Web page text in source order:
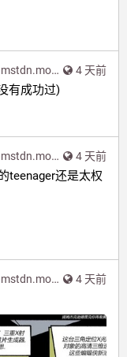
4 天前
有成功过)
4 天前
teenager还是太权
4 天前